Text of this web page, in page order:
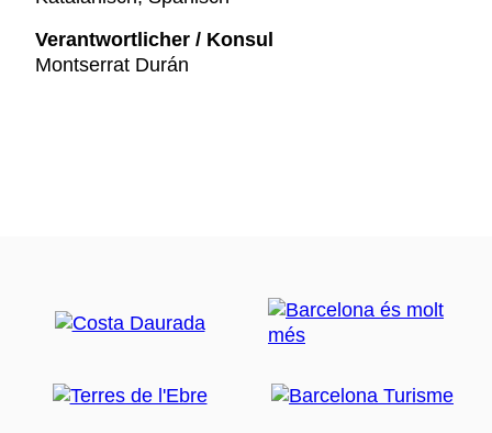
Verantwortlicher / Konsul
Montserrat Durán